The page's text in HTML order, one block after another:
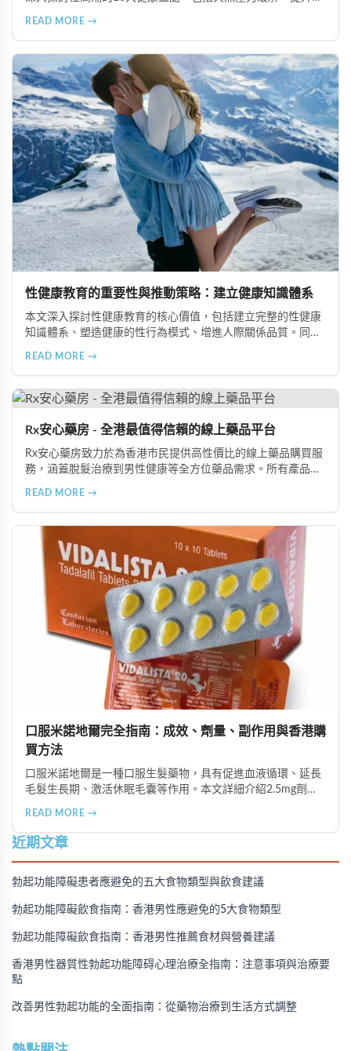
情感連結。
READ MORE →
性健康教育的重要性與推動策略：建立健康知識體系
本文深入探討性健康教育的核心價值，包括建立完整的性健康
知識體系、塑造健康的性行為模式、增進人際關係品質。同時
READ MORE →
Rx安心藥房 - 全港最值得信賴的線上藥品平台
Rx安心藥房致力於為香港市民提供高性價比的線上藥品購買服
務，涵蓋脫髮治療到男性健康等全方位藥品需求。所有產品均
READ MORE →
口服米諾地爾完全指南：成效、劑量、副作用與香港購
買方法
口服米諾地爾是一種口服生髮藥物，具有促進血液循環、延長
毛髮生長期、激活休眠毛囊等作用。本文詳細介紹2.5mg劑量
購買方法，並提供真實用戶經驗分享。
READ MORE →
近期文章
勃起功能障礙患者應避免的五大食物類型與飲食建議
勃起功能障礙飲食指南：香港男性應避免的5大食物類型
勃起功能障礙飲食指南：香港男性推薦食材與營養建議
香港男性器質性勃起功能障碍心理治療全指南：注意事項與治療要
點
改善男性勃起功能的全面指南：從藥物治療到生活方式調整